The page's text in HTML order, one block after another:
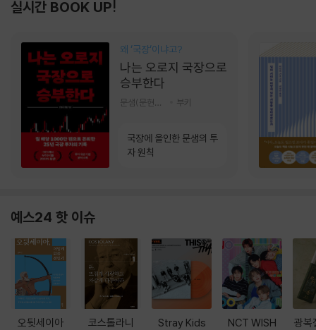
실시간 BOOK UP!
왜 ‘국장‘이냐고?
나는 오로지 국장으로
승부한다
부키
국장에 올인한 문샘의 투
자 원칙
예스24 핫 이슈
오뒷세이아 코스톨라니 Stray Kids NCT WISH 광복